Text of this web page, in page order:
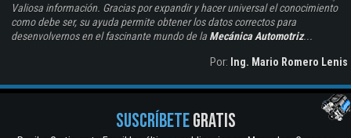
Valiosa información. Gracias por expandir y hacer universal el conocimiento
como debe ser, su ayuda permite obtener los datos correctos para
desenvolvernos en el fascinante mundo de la Mecánica Automotriz...
Por: Ing. Mario Romero Lenis
SUSCRÍBETEGRATIS